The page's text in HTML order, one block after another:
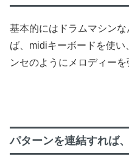
基本的にはドラムマシン
ば、midiキーボードを使
ンセのようにメロディーを
パターンを連結すれば